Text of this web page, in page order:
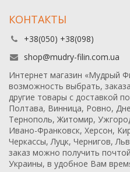
КОНТАКТЫ
+38(050) +38(098)
shop@mudry-filin.com.ua
Интернет магазин «Мудрый
возможность выбрать,
другие товары с доставкой
Полтава, Винница, Ровно,
Тернополь, Житомир,
Ивано-Франковск, Херсон,
Черкассы, Луцк, Чернигов,
заказ можно получить
Украины, в удобное Вам